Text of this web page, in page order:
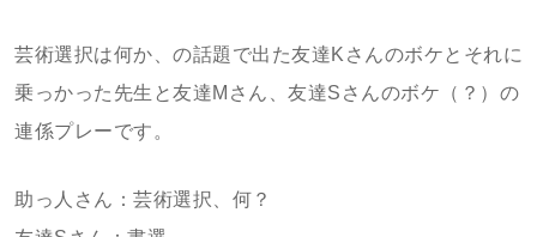
芸術選択は何か、の話題で出た友達Kさんのボケとそれに
乗っかった先生と友達Mさん、友達Sさんのボケ（？）の
連係プレーです。
助っ人さん：芸術選択、何？